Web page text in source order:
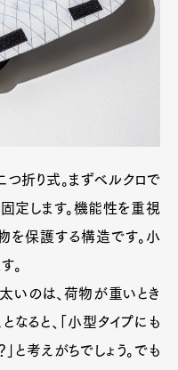
つ折り式。まずベルクロで
定します。機能性を重視
を保護する構造です。小
。
いのは、荷物が重いとき
ると、「小型タイプにも
と考えがちでしょう。でも